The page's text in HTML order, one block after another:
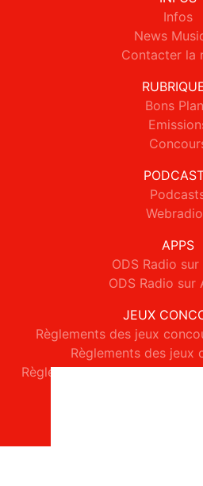
Infos
News
Contacter la
Bons
APPS
ODS Radio
ODS Radio sur
JEUX
Règlements des jeux
Règlements des jeux
Règlements des jeux